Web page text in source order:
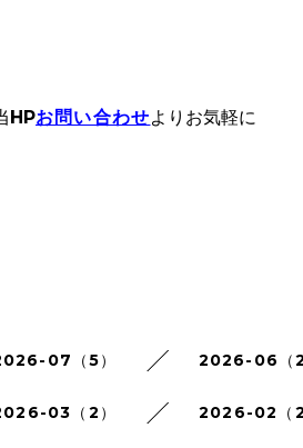
HPお問い合わせよりお気軽に
07（5） 2026-06（2
03（2） 2026-02（2